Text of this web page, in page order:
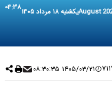
یکشنبه ۱۸ مرداد ۱۴۰۵ ۰۴:۳۸
۱۴۰۵/۰۳/۲۱ ۰۸:۳۰:۳۵